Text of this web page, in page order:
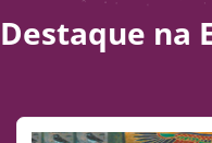
Destaque na